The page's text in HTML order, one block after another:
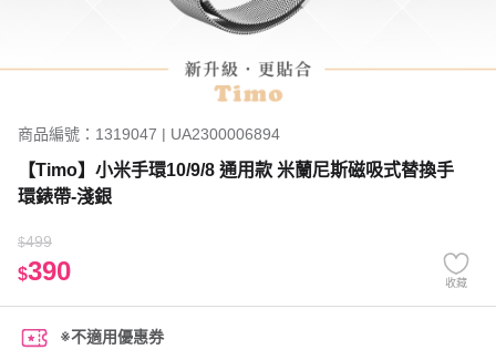
商品編號：1319047 | UA2300006894
【Timo】小米手環10/9/8 通用款 米蘭尼斯磁吸式替換手
環錶帶-淺銀
$499
$390 收藏
※不適用優惠券